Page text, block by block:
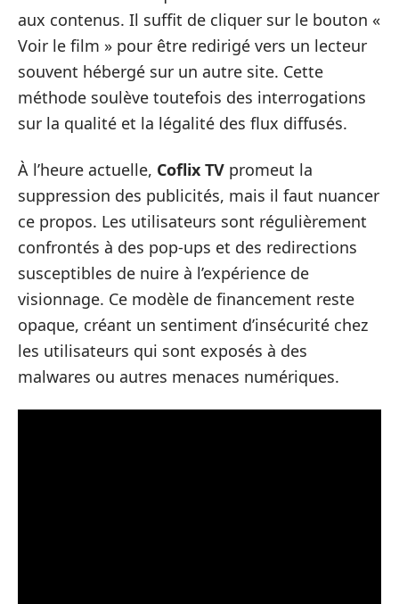
aux contenus. Il suffit de cliquer sur le bouton «
Voir le film » pour être redirigé vers un lecteur
souvent hébergé sur un autre site. Cette
méthode soulève toutefois des interrogations
sur la qualité et la légalité des flux diffusés.
À l’heure actuelle, Coflix TV promeut la
suppression des publicités, mais il faut nuancer
ce propos. Les utilisateurs sont régulièrement
confrontés à des pop-ups et des redirections
susceptibles de nuire à l’expérience de
visionnage. Ce modèle de financement reste
opaque, créant un sentiment d’insécurité chez
les utilisateurs qui sont exposés à des
malwares ou autres menaces numériques.